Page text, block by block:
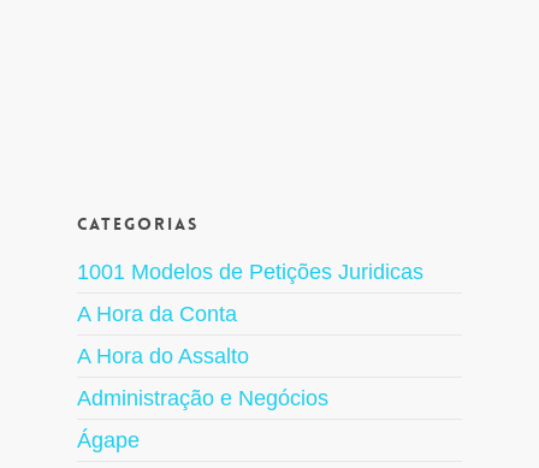
Categorias
1001 Modelos de Petições Juridicas
A Hora da Conta
A Hora do Assalto
Administração e Negócios
Ágape